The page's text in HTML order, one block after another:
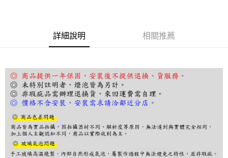
【「AFTEE先享後付」結帳流程】
１．於結帳方式選擇「AFTEE先享後付」後，將跳轉至「AFTEE先享後付」
結帳頁面，進行簡訊認證並確認金額後，即可完成結帳。
２．訂單成立數日內，您將收到繳費通知簡訊。
３．收到繳費通知簡訊後14天內，點擊此簡訊中的連結，可透過四大超商／
ATM／網路銀行／等多元方式進行付款，方視為交易完成。
※ 請注意：結帳手續完成當下不需立刻繳費，但若您需要取消訂單，請聯絡
購買商品的店家。未經商家同意取消之訂單仍視為有效，需透過AFTEE先享
後付繳納相關費用。
每筆NT$180，滿NT$5,000(含以上)免運費
詳細說明 相關推薦